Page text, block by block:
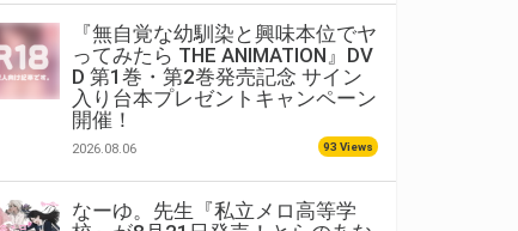
『無自覚な幼馴染と興味本位でヤ
ってみたら THE ANIMATION』DV
D 第1巻・第2巻発売記念 サイン
入り台本プレゼントキャンペーン
開催！
2026.08.06 93 Views
なーゆ。先生『私立メロ高等学